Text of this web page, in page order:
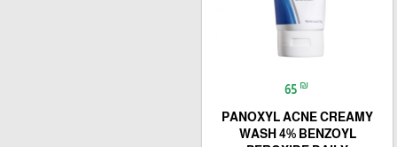
65 ₪
PANOXYL ACNE CREAMY
WASH 4% BENZOYL